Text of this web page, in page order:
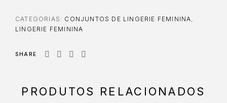
CATEGORIAS: CONJUNTOS DE LINGERIE FEMININA
LINGERIE FEMININA
SHARE
PRODUTOS RELACIONADOS